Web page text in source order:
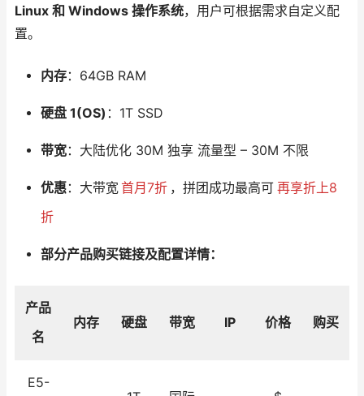
Linux 和 Windows 操作系统，用户可根据需求自定义配
置。
内存：64GB RAM
硬盘 1(OS) ：1T SSD
带宽：大陆优化 30M 独享 流量型 – 30M 不限
优惠：大带宽首月7折 ，拼团成功最高可 再享折上8
折
部分产品购买链接及配置详情：
产品
名
内存 硬盘 带宽 IP 价格 购买
E5-